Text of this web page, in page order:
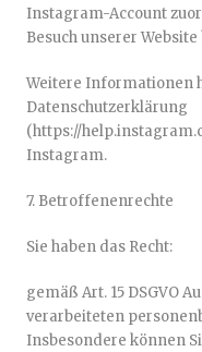
Instagram-Account
Besuch unserer
Weitere Informationen
Datenschutzerklärung
(https://
Instagram.
7. Betroffenenrechte
Sie haben das Recht:
gemäß Art. 15 DSGVO
verarbeiteten
Insbesondere können